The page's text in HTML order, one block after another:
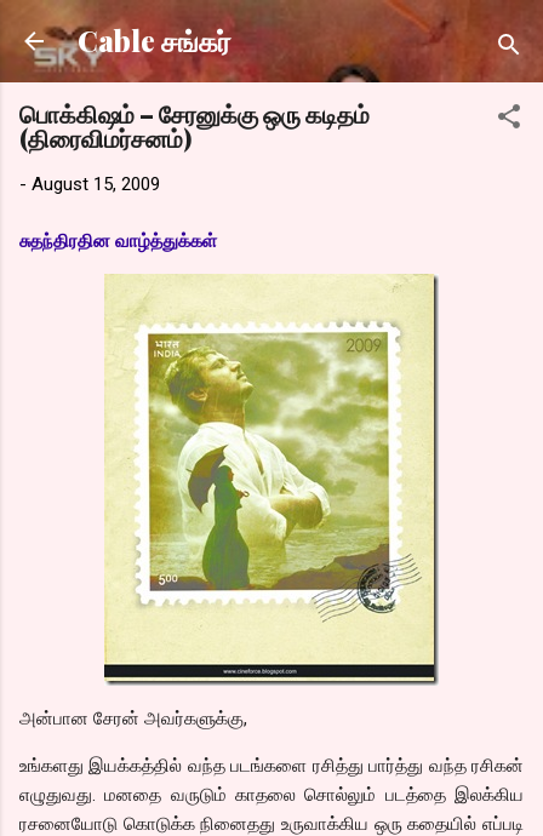
Skip to main content
Cable சங்கர்
பொக்கிஷம் – சேரனுக்கு ஒரு கடிதம்
(திரைவிமர்சனம்)
- August 15, 2009
சுதந்திரதின வாழ்த்துக்கள்
அன்பான சேரன் அவர்களுக்கு,
உங்களது இயக்கத்தில் வந்த படங்களை ரசித்து பார்த்து வந்த ரசிகன்
எழுதுவது. மனதை வருடும் காதலை சொல்லும் படத்தை இலக்கிய
ரசனையோடு கொடுக்க நினைதது உருவாக்கிய ஒரு கதையில் எப்படி